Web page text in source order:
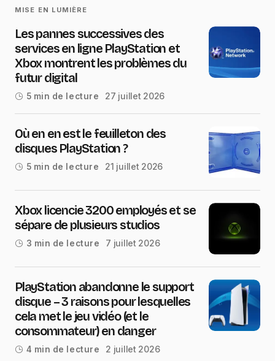
MISE EN LUMIÈRE
Les pannes successives des
services en ligne PlayStation et
Xbox montrent les problèmes du
futur digital
5 min de lecture 27 juillet 2026
Où en en est le feuilleton des
disques PlayStation ?
5 min de lecture 21 juillet 2026
Xbox licencie 3200 employés et se
sépare de plusieurs studios
3 min de lecture 7 juillet 2026
PlayStation abandonne le support
disque – 3 raisons pour lesquelles
cela met le jeu vidéo (et le
consommateur) en danger
4 min de lecture 2 juillet 2026